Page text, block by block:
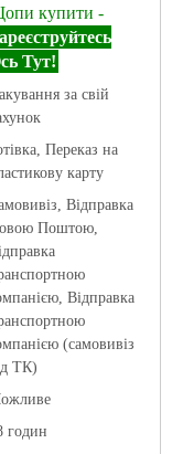
купити -
Тут!
за свій
Переказ на
карту
Відправка
Поштою,
Відправка
(самовивіз
ТК)
годин